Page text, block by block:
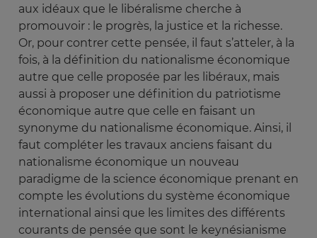
aux idéaux que le libéralisme cherche à
promouvoir : le progrès, la justice et la richesse.
Or, pour contrer cette pensée, il faut s’atteler, à la
fois, à la définition du nationalisme économique
autre que celle proposée par les libéraux, mais
aussi à proposer une définition du patriotisme
économique autre que celle en faisant un
synonyme du nationalisme économique. Ainsi, il
faut compléter les travaux anciens faisant du
nationalisme économique un nouveau
paradigme de la science économique prenant en
compte les évolutions du système économique
international ainsi que les limites des différents
courants de pensée que sont le keynésianisme